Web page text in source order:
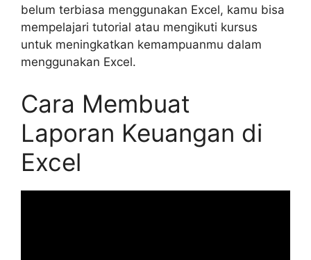
belum terbiasa menggunakan Excel, kamu bisa
mempelajari tutorial atau mengikuti kursus
untuk meningkatkan kemampuanmu dalam
menggunakan Excel.
Cara Membuat
Laporan Keuangan di
Excel